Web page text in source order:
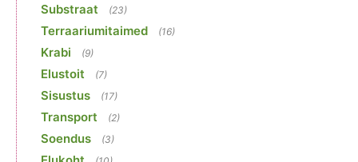
Substraat (23)
Terraariumitaimed (16)
Krabi (9)
Elustoit (7)
Sisustus (17)
Transport (2)
Soendus (3)